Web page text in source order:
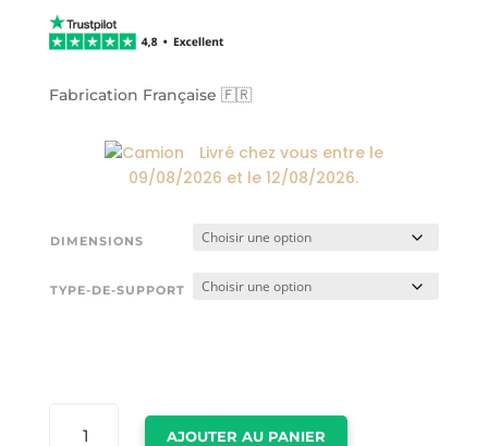
Fabrication Française 🇫🇷
Livré chez vous entre le
09/08/2026 et le12/08/2026.
DIMENSIONS
TYPE-DE-SUPPORT
AJOUTER AU PANIER